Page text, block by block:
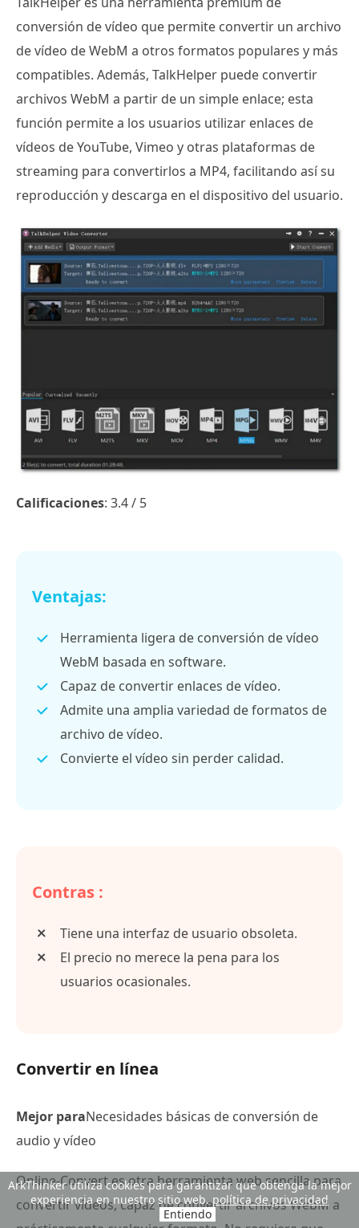
conversión de vídeo que permite convertir un archivo
de vídeo de WebM a otros formatos populares y más
compatibles. Además, TalkHelper puede convertir
archivos WebM a partir de un simple enlace; esta
función permite a los usuarios utilizar enlaces de
vídeos de YouTube, Vimeo y otras plataformas de
streaming para convertirlos a MP4, facilitando así su
reproducción y descarga en el dispositivo del usuario.
Calificaciones: 3.4 / 5
Ventajas:
Herramienta ligera de conversión de vídeo
WebM basada en software.
Capaz de convertir enlaces de vídeo.
Admite una amplia variedad de formatos de
archivo de vídeo.
Convierte el vídeo sin perder calidad.
Contras :
Tiene una interfaz de usuario obsoleta.
El precio no merece la pena para los
usuarios ocasionales.
Convertir en línea
Mejor paraNecesidades básicas de conversión de
audio y vídeo
Online-Convert es otra herramienta web sencilla para
convertir vídeos, capaz de convertir archivos WebM a
ArkThinker utiliza cookies para garantizar que obtenga la mejor
experiencia en nuestro sitio web.política de privacidad
Entiendo